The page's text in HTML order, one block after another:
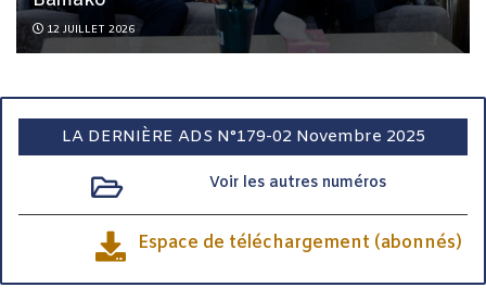
12 JUILLET 2026
LA DERNIÈRE ADS N°179-02 Novembre 2025
Voir les autres numéros
Espace de téléchargement (abonnés)